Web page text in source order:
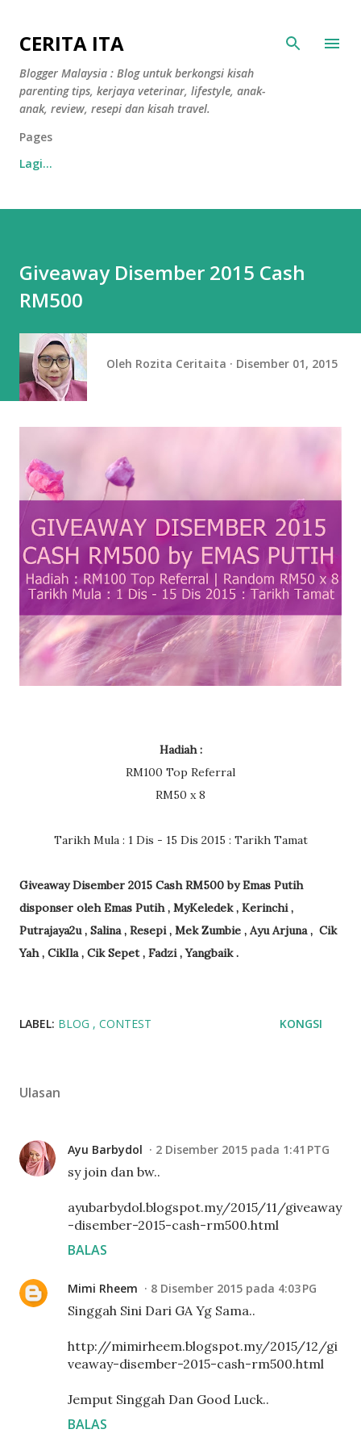
CERITA ITA
Blogger Malaysia : Blog untuk berkongsi kisah
parenting tips, kerjaya veterinar, lifestyle, anak-
anak, review, resepi dan kisah travel.
Pages
Lagi…
Giveaway Disember 2015 Cash
RM500
Oleh Rozita Ceritaita Disember 01, 2015
Hadiah :
RM100 Top Referral
RM50 x 8
Tarikh Mula : 1 Dis - 15 Dis 2015 : Tarikh Tamat
Giveaway Disember 2015 Cash RM500 by Emas Putih
disponser oleh Emas Putih , MyKeledek , Kerinchi ,
Putrajaya2u , Salina , Resepi , Mek Zumbie , Ayu Arjuna , Cik
Yah , CikIla , Cik Sepet , Fadzi , Yangbaik .
LABEL: BLOG CONTEST KONGSI
Ulasan
Ayu Barbydol 2 Disember 2015 pada 1:41 PTG
sy join dan bw..
ayubarbydol.blogspot.my/2015/11/giveaway
-disember-2015-cash-rm500.html
BALAS
Mimi Rheem 8 Disember 2015 pada 4:03 PG
Singgah Sini Dari GA Yg Sama..
http://mimirheem.blogspot.my/2015/12/gi
veaway-disember-2015-cash-rm500.html
Jemput Singgah Dan Good Luck..
BALAS